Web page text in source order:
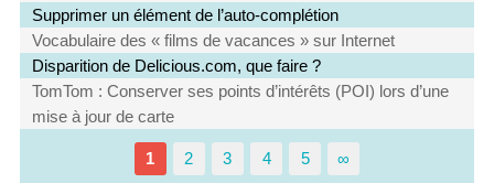
Supprimer un élément de l’auto-complétion
Vocabulaire des « films de vacances » sur Internet
Disparition de Delicious.com, que faire ?
TomTom : Conserver ses points d’intérêts (POI) lors d’une
mise à jour de carte
1 2 3 4 5 ∞